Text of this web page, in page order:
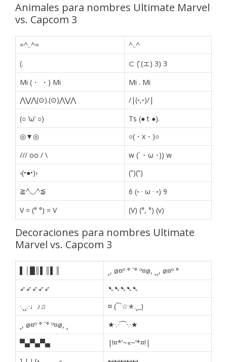
Animales para nombres Ultimate Marvel
vs. Capcom 3
=^..^=
^..^
(.
⊂ (̄ (エ) 3) 3
Mi (・ ・) Mi
Mi . Mi
⋀⋁⋀(⊙).(⊙)⋀⋁⋀
/|(◦,◦)/|
(○ ‘ω’ ○)
Ts (● t ●).
◎▼◎
○(・x・)○
/// oo / \
w (´ ･ ω ･)) w
‹(•●•)›
(”)(”)
≧^◡^≦
6 (◦ · ω · ◦) 9
V = (° °) = V
(V) (°, °) (v)
Decoraciones para nombres Ultimate
Marvel vs. Capcom 3
¸, ø¤º ° `° º¤ø, ¸¸, ø¤º °
➶➶➶➶➶
➷➷➷➷➷
·.¸¸.·♩♪♫
¤ (¯´☆✭.¸_)
¸, ø¤º ° `° º¤ø, ¸
★·.·´¯`·.·★
▀▄▀▄▀▄
|!¤*’~«~’*¤!|